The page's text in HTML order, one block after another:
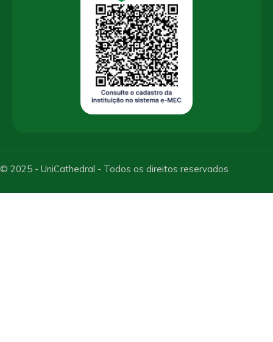
© 2025 - UniCathedral - Todos os direitos reservados